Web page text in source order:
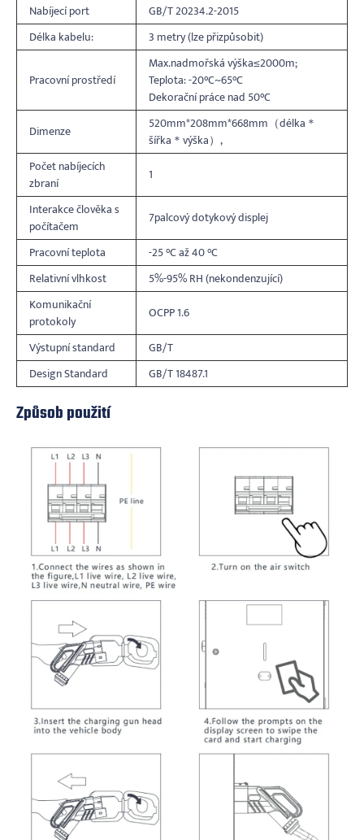
Nabíjecí port
GB/T 20234.2-2015
Délka kabelu:
3 metry (lze přizpůsobit)
Pracovní prostředí
Max.nadmořská výška≤2000m;
Teplota: -20°C~65°C
Dekorační práce nad 50°C
Dimenze
520mm*208mm*668mm（délka＊
šířka＊výška）,
Počet nabíjecích
zbraní
1
Interakce člověka s
počítačem
7palcový dotykový displej
Pracovní teplota
-25 °C až 40 °C
Relativní vlhkost
5%-95% RH (nekondenzující)
Komunikační
protokoly
OCPP 1.6
Výstupní standard
GB/T
Design Standard
GB/T 18487.1
Způsob použití